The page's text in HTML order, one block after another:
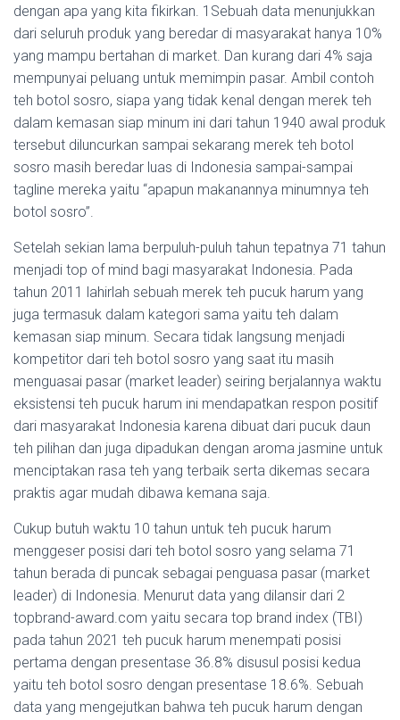
dengan apa yang kita fikirkan. 1Sebuah data menunjukkan
dari seluruh produk yang beredar di masyarakat hanya 10%
yang mampu bertahan di market. Dan kurang dari 4% saja
mempunyai peluang untuk memimpin pasar. Ambil contoh
teh botol sosro, siapa yang tidak kenal dengan merek teh
dalam kemasan siap minum ini dari tahun 1940 awal produk
tersebut diluncurkan sampai sekarang merek teh botol
sosro masih beredar luas di Indonesia sampai-sampai
tagline mereka yaitu “apapun makanannya minumnya teh
botol sosro”.
Setelah sekian lama berpuluh-puluh tahun tepatnya 71 tahun
menjadi top of mind bagi masyarakat Indonesia. Pada
tahun 2011 lahirlah sebuah merek teh pucuk harum yang
juga termasuk dalam kategori sama yaitu teh dalam
kemasan siap minum. Secara tidak langsung menjadi
kompetitor dari teh botol sosro yang saat itu masih
menguasai pasar (market leader) seiring berjalannya waktu
eksistensi teh pucuk harum ini mendapatkan respon positif
dari masyarakat Indonesia karena dibuat dari pucuk daun
teh pilihan dan juga dipadukan dengan aroma jasmine untuk
menciptakan rasa teh yang terbaik serta dikemas secara
praktis agar mudah dibawa kemana saja.
Cukup butuh waktu 10 tahun untuk teh pucuk harum
menggeser posisi dari teh botol sosro yang selama 71
tahun berada di puncak sebagai penguasa pasar (market
leader) di Indonesia. Menurut data yang dilansir dari 2
topbrand-award.com yaitu secara top brand index (TBI)
pada tahun 2021 teh pucuk harum menempati posisi
pertama dengan presentase 36.8% disusul posisi kedua
yaitu teh botol sosro dengan presentase 18.6%. Sebuah
data yang mengejutkan bahwa teh pucuk harum dengan